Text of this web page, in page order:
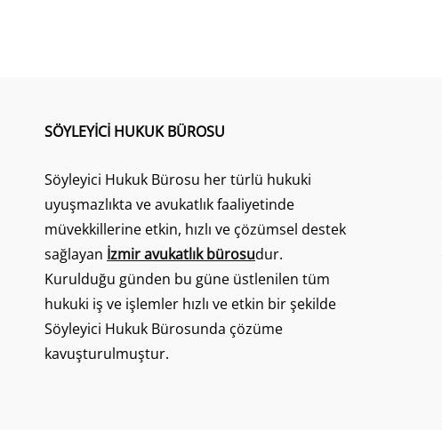
SÖYLEYICI HUKUK BÜROSU
Söyleyici Hukuk Bürosu her türlü hukuki
uyuşmazlıkta ve avukatlık faaliyetinde
müvekkillerine etkin, hızlı ve çözümsel destek
sağlayan İzmir avukatlık bürosudur.
Kurulduğu günden bu güne üstlenilen tüm
hukuki iş ve işlemler hızlı ve etkin bir şekilde
Söyleyici Hukuk Bürosunda çözüme
kavuşturulmuştur.